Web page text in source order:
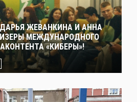
ЖЕВАНКИНА И АННА
МЕЖДУНАРОДНОГО
«КИБЕРЫ»!